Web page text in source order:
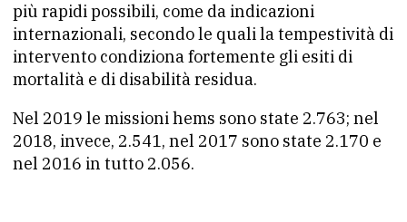
più rapidi possibili, come da indicazioni
internazionali, secondo le quali la tempestività di
intervento condiziona fortemente gli esiti di
mortalità e di disabilità residua.
Nel 2019 le missioni hems sono state 2.763; nel
2018, invece, 2.541, nel 2017 sono state 2.170 e
nel 2016 in tutto 2.056.